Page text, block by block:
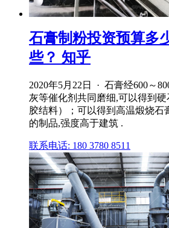
石膏制粉投资预算多
些？ 知乎
2020年5月22日 · 石膏经600～
灰等催化剂共同磨细,可以得到
胶结料）；可以得到高温煅烧石
的制品,强度高于建筑 .
联系电话: 180 3780 8511